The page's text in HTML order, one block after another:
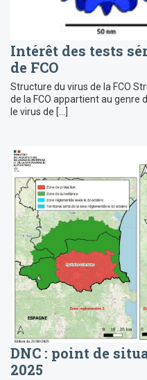
Intérêt des tests
de FCO
Structure du virus de la FCO
de la FCO appartient au genre
le virus de […]
DNC : point de
2025